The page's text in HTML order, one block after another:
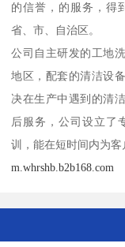
的信誉，的服务，得
省、市、自治区。
公司自主研发的工地
地区，配套的清洁设
决在生产中遇到的清
后服务，公司设立了
训，能在短时间内为客
m.whrshb.b2b168.com